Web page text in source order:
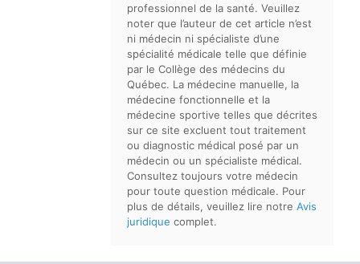
professionnel de la santé. Veuillez
noter que l’auteur de cet article n’est
ni médecin ni spécialiste d’une
spécialité médicale telle que définie
par le Collège des médecins du
Québec. La médecine manuelle, la
médecine fonctionnelle et la
médecine sportive telles que décrites
sur ce site excluent tout traitement
ou diagnostic médical posé par un
médecin ou un spécialiste médical.
Consultez toujours votre médecin
pour toute question médicale. Pour
plus de détails, veuillez lire notre Avis
juridique complet.